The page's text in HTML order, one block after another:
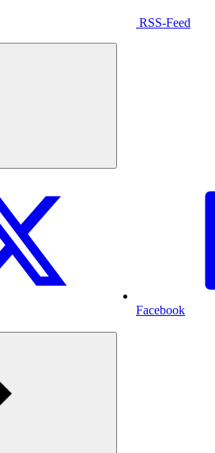
RSS-Feed
Facebook